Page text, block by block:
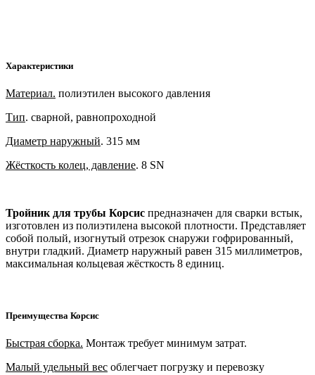
Характеристики
Материал. полиэтилен высокого давления
Тип. сварной, равнопроходной
Диаметр наружный. 315 мм
Жёсткость колец, давление. 8 SN
Тройник для трубы Корсис предназначен для сварки встык,
изготовлен из полиэтилена высокой плотности. Представляет
собой полый, изогнутый отрезок снаружи гофрированный,
внутри гладкий. Диаметр наружный равен 315 миллиметров,
максимальная кольцевая жёсткость 8 единиц.
Преимущества Корсис
Быстрая сборка. Монтаж требует минимум затрат.
Малый удельный вес облегчает погрузку и перевозку